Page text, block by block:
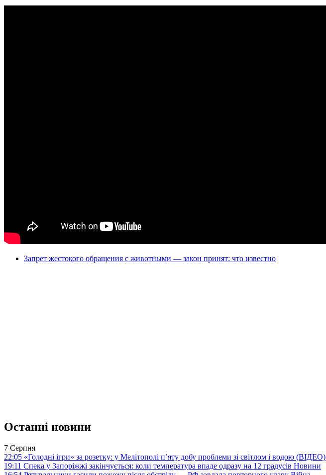
Запрет жестокого обращения с животными — закон принят: что известно
Останні новини
7 Серпня
22:05 «Голодні ігри» за розетку: у Мелітополі п’яту добу проблеми зі світлом і водою (ВІДЕО)
19:11 Спека у Запоріжжі закінчується: коли температура впаде одразу на 12 градусів Новини